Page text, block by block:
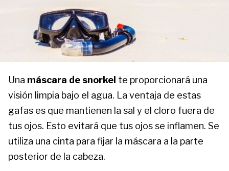
Una máscara de snorkel te proporcionará una
visión limpia bajo el agua. La ventaja de estas
gafas es que mantienen la sal y el cloro fuera de
tus ojos. Esto evitará que tus ojos se inflamen. Se
utiliza una cinta para fijar la máscara a la parte
posterior de la cabeza.